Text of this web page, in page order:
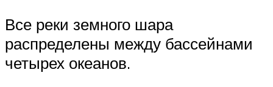
Все реки земного шара
распределены между бассейнами
четырех океанов.